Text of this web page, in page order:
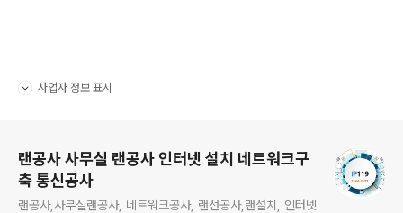
사업자 정보 표시
랜공사 사무실 랜공사 인터넷 설치 네트워크구
축 통신공사
랜공사,사무실랜공사, 네트워크공사, 랜선공사,랜설치, 인터넷